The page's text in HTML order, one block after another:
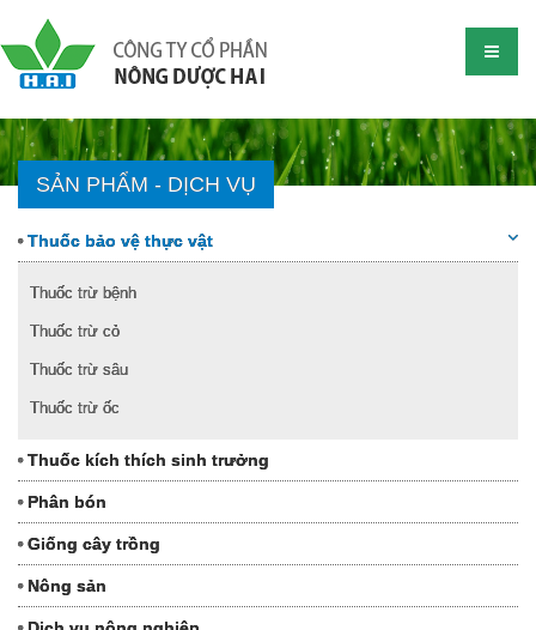
SẢN PHẨM - DỊCH VỤ
Thuốc bảo vệ thực vật
Thuốc trừ bệnh
Thuốc trừ cỏ
Thuốc trừ sâu
Thuốc trừ ốc
Thuốc kích thích sinh trưởng
Phân bón
Giống cây trồng
Nông sản